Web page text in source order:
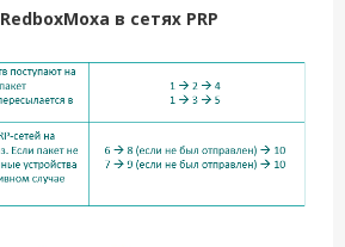
RedboxMoxa в сетях PRP